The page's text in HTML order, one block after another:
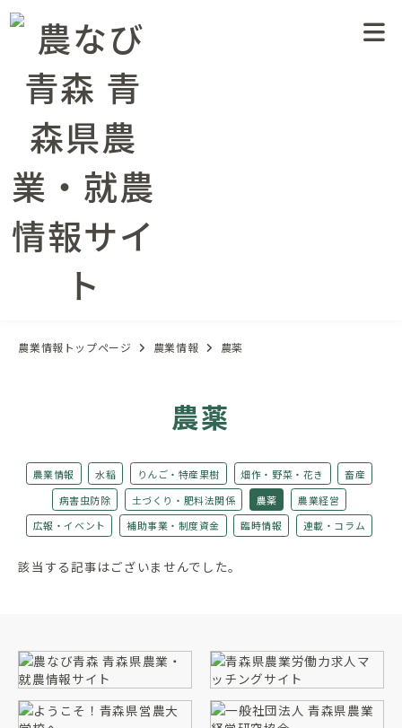
農業情報トップページ 農業情報 農薬
農薬
農業情報 水稲 りんご・特産果樹 畑作・野菜・花き
畜産
病害虫防除
土づくり・肥料法関係 農薬
農業経営
広報・イベント
補助事業・制度資金 臨時情報 連載・コラム
該当する記事はございませんでした。